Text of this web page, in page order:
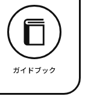
ガイドブック